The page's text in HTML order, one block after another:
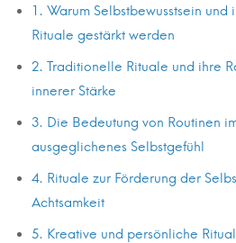
09-
16T09:54:09+05:30
in
Uncategorised
1. Warum Selbstbewusstsein
Rituale gestärkt werden
2. Traditionelle Rituale und ihre
innerer Stärke
3. Die Bedeutung von Routinen
ausgeglichenes Selbstgefühl
4. Rituale zur Förderung der
Achtsamkeit
5. Kreative und persönliche